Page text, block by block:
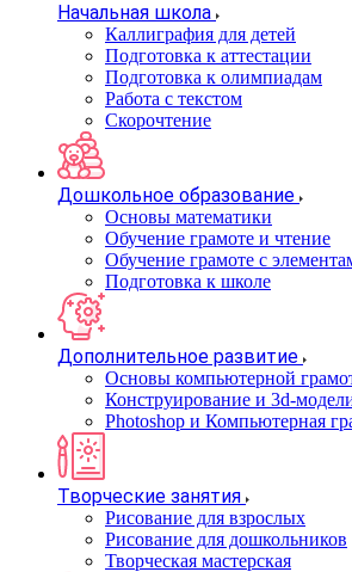
Начальная школа
Каллиграфия для детей
Подготовка к аттестации
Подготовка к олимпиадам
Работа с текстом
Скорочтение
Дошкольное образование
Основы математики
Обучение грамоте и чтение
Обучение грамоте с
Подготовка к школе
Дополнительное развитие
Основы компьютерной
Конструирование и 3d-
Photoshop и Компьютерная
Творческие занятия
Рисование для взрослых
Рисование для дошкольников
Творческая мастерская